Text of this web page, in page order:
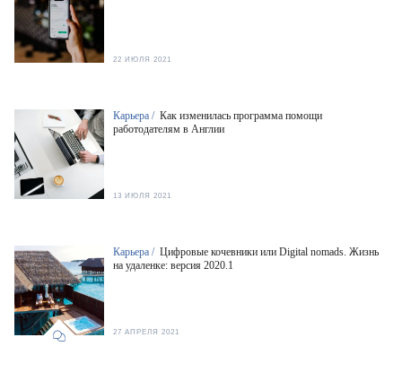
22 ИЮЛЯ 2021
Карьера / Как изменилась программа помощи
работодателям в Англии
13 ИЮЛЯ 2021
Карьера / Цифровые кочевники или Digital nomads. Жизнь
на удаленке: версия 2020.1
27 АПРЕЛЯ 2021